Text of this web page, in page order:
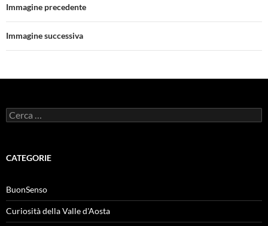
Immagine precedente
Immagine successiva
Ricerca
per:
CATEGORIE
BuonSenso
Curiosità della Valle d'Aosta